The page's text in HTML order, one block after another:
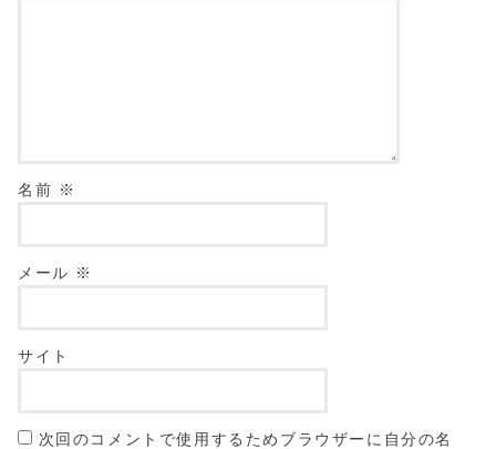
名前 ※
メール ※
サイト
次回のコメントで使用するためブラウザーに自分の名